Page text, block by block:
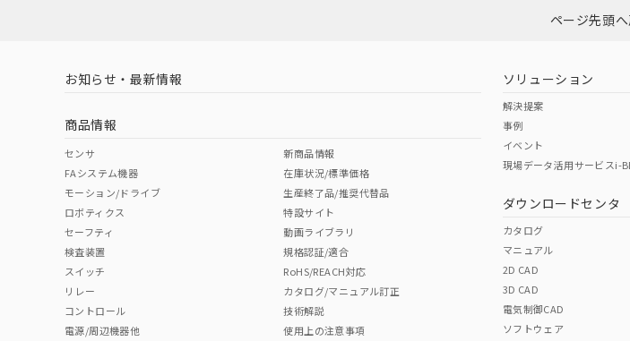
ページ先頭
お知らせ・最新情報
商品情報
センサ
FAシステム機器
モーション/ドライブ
ロボティクス
セーフティ
検査装置
スイッチ
リレー
コントロール
電源/周辺機器他
新商品情報
在庫状況/標準価格
生産終了品/推奨代替品
特設サイト
動画ライブラリ
規格認証/適合
RoHS/REACH対応
カタログ/マニュアル訂正
技術解説
使用上の注意事項
ソリューション
解決提案
事例
イベント
現場データ活用サービスi-
ダウンロードセンタ
カタログ
マニュアル
2D CAD
3D CAD
電気制御CAD
ソフトウェア